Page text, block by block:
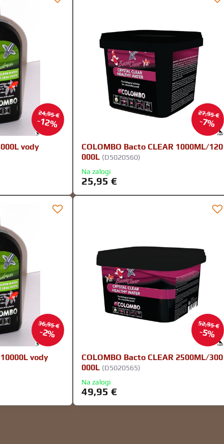
24,95 €
12%
vody
27,95 €
7%
COLOMBO Bacto CLEAR 1000ML/120
000L (D5020560)
Na zalogi
25,95 €
36,95 €
2%
vody
52,95 €
5%
COLOMBO Bacto CLEAR 2500ML/300
000L (D5020565)
Na zalogi
49,95 €